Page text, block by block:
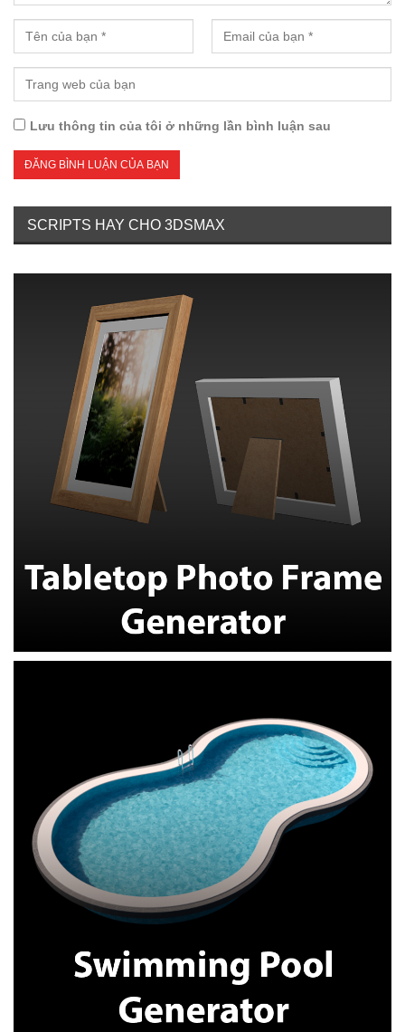
Lưu thông tin của tôi ở những lần bình luận sau
SCRIPTS HAY CHO 3DSMAX